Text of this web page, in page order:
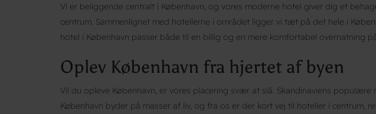
Vi er beliggende centralt i København, og vores moderne hotel giver dig et
centrum. Sammenlignet med hotellerne i området ligger vi tæt på det hele i
hotel i København passer både til en billig og en mere komfortabel overnatning
Oplev København fra hjertet af byen
Vil du opleve København, er vores placering svær at slå. Skandinaviens populære
København byder på masser af liv, og fra os er der kort vej til hoteller i centrum,